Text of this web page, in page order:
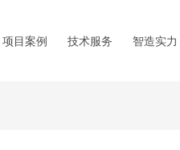
项目案例 技术服务 智造实力